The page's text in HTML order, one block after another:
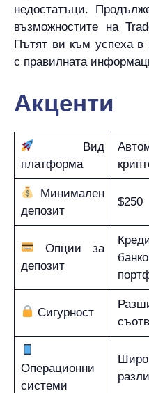
недостатъци.
възможностите на
Пътят ви към успеха в
с правилната
Акценти
Вид
платформа
Минимален
депозит
$250
Опции за
депозит
Сигурност
Операционни
системи